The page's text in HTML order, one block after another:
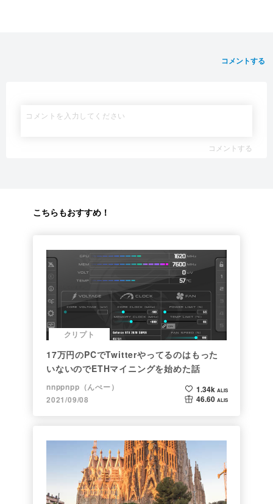
コメントする
コメントする
こちらもおすすめ！
クリプト
17万円のPCでTwitterやってるのはもった
いないのでETHマイニングを始めた話
nnppnpp（んぺー）
2021/09/08
1.34k ALIS
46.60 ALIS